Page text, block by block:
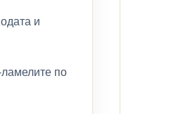
и
по